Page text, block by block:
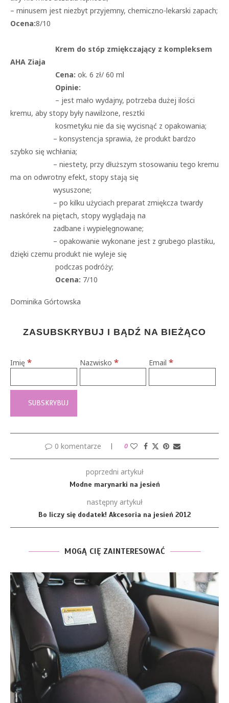
– minusem jest niezbyt przyjemny, chemiczno-lekarski zapach;
Ocena:8/10
Krem do stóp zmiękczający z kompleksem
AHA Ziaja
Cena: ok. 6 zł/ 60 ml
Opinie:
– jest mało wydajny, potrzeba dużej ilości
kremu, aby stopy były nawilżone, resztki
kosmetyku nie da się wycisnąć z opakowania;
– konsystencja sprawia, że produkt bardzo
szybko się wchłania;
– niestety, przy dłuższym stosowaniu tego kremu
ma on odwrotny efekt, stopy stają się
wysuszone;
– po kilku użyciach preparat zmiękcza twardy
naskórek na piętach, stopy wyglądają na
zadbane i wypielęgnowane;
– opakowanie wykonane jest z grubego plastiku,
dzięki czemu produkt nie wyleje się
podczas podróży;
Ocena: 7/10
Dominika Górtowska
ZASUBSKRYBUJ I BĄDŹ NA BIEŻĄCO
Imię * Nazwisko * Email*
0 komentarze 0
poprzedni artykuł
Modne marynarki na jesień
następny artykuł
Bo liczy się dodatek! Akcesoria na jesień 2012
MOGĄ CIĘ ZAINTERESOWAĆ